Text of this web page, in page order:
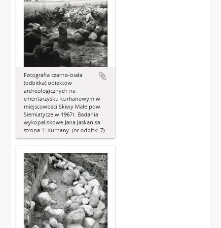
Fotografia czarno-biała
(odbitka) obiektów
archeologicznych na
cmentarzysku kurhanowym w
miejscowości Skiwy Małe pow.
Siemiatycze w 1967r. Badania
wykopaliskowe Jana Jaskanisa.
strona 1: Kurhany. (nr odbitki 7)